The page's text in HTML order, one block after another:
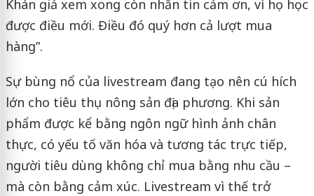
Khán giả xem xong còn nhắn tin cảm ơn, vì họ học
được điều mới. Điều đó quý hơn cả lượt mua
hàng”.
Sự bùng nổ của livestream đang tạo nên cú hích
lớn cho tiêu thụ nông sản địa phương. Khi sản
phẩm được kể bằng ngôn ngữ hình ảnh chân
thực, có yếu tố văn hóa và tương tác trực tiếp,
người tiêu dùng không chỉ mua bằng nhu cầu –
mà còn bằng cảm xúc. Livestream vì thế trở